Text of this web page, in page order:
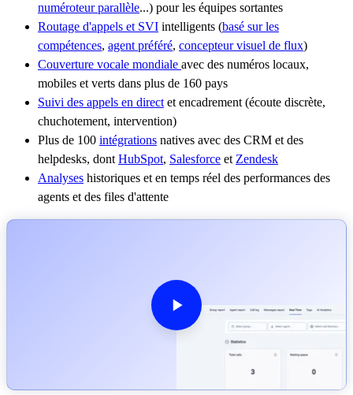
numéroteur parallèle...) pour les équipes sortantes
Routage d'appels et SVI intelligents (basé sur les
compétences, agent préféré, concepteur visuel de flux)
Couverture vocale mondiale avec des numéros locaux,
mobiles et verts dans plus de 160 pays
Suivi des appels en directet encadrement (écoute discrète,
chuchotement, intervention)
Plus de 100 intégrations natives avec des CRM et des
helpdesks, dontHubSpot, Salesforce etZendesk
Analyses historiques et en temps réel des performances des
agents et des files d'attente